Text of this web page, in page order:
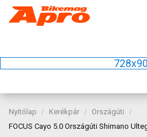
728x90
Nyitólap Kerékpár
Országúti
FOCUS Cayo 5.0 Országúti Shimano